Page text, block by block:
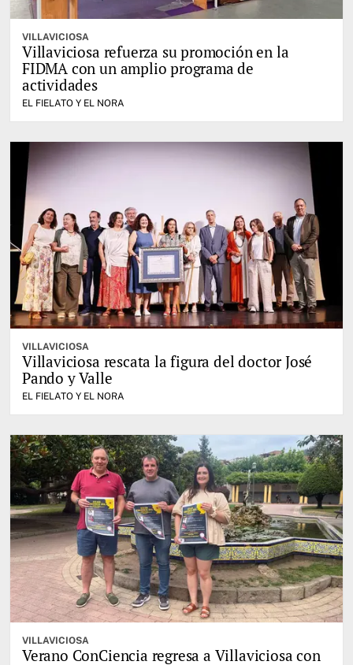
VILLAVICIOSA
Villaviciosa refuerza su promoción en la
FIDMA con un amplio programa de
actividades
EL FIELATO Y EL NORA
VILLAVICIOSA
Villaviciosa rescata la figura del doctor José
Pando y Valle
EL FIELATO Y EL NORA
VILLAVICIOSA
Verano ConCiencia regresa a Villaviciosa con